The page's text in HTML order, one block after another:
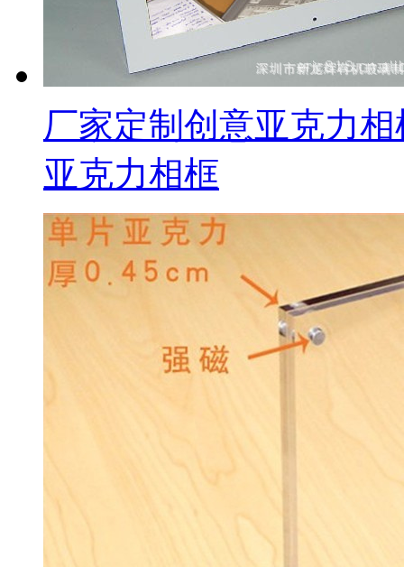
厂家定制创意亚克力
亚克力相框